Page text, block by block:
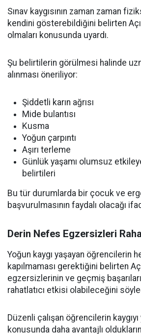
Sınav kaygısının zaman zaman
kendini gösterebildiğini belirten
olmaları konusunda uyardı.
Şu belirtilerin görülmesi halinde
alınması öneriliyor:
Şiddetli karın ağrısı
Mide bulantısı
Kusma
Yoğun çarpıntı
Aşırı terleme
Günlük yaşamı olumsuz
belirtileri
Bu tür durumlarda bir çocuk ve
başvurulmasının faydalı olacağı
Derin Nefes Egzersizleri
Yoğun kaygı yaşayan öğrencilerin
kapılmaması gerektiğini belirten
egzersizlerinin ve geçmiş
rahatlatıcı etkisi olabileceğini
Düzenli çalışan öğrencilerin
konusunda daha avantajlı